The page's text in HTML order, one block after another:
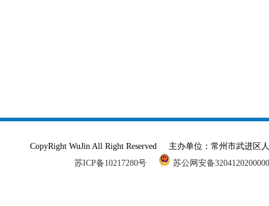
CopyRight WuJin All Right Reserved 主办单位：常州市武进
苏ICP备10217280号
苏公网安备